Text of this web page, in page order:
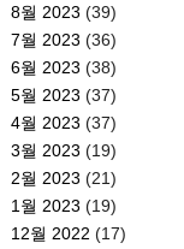
8월 2023 (39)
7월 2023 (36)
6월 2023 (38)
5월 2023 (37)
4월 2023 (37)
3월 2023 (19)
2월 2023 (21)
1월 2023 (19)
12월 2022 (17)